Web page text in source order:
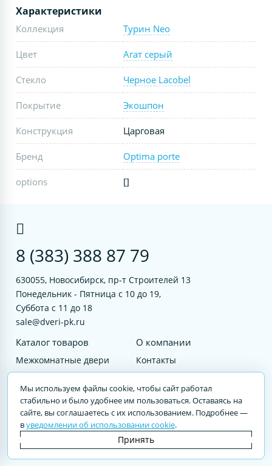
Характеристики
Коллекция Турин Neo
Цвет Агат серый
Стекло Черное Lacobel
Покрытие Экошпон
Конструкция Царговая
Бренд Optima porte
options []
8 (383) 388 87 79
630055, Новосибирск, пр-т Строителей 13
Понедельник - Пятница с 10 до 19,
Суббота с 11 до 18
sale@dveri-pk.ru
Каталог товаров
Межкомнатные двери
Входные двери
Услуги
О компании
Контакты
© 2023 DVERI-PK.RU Авторские права защищены. Полное или частичное
воспроизведение материалов cайта без письменного разрешения —
запрещено.
Мы используем файлы cookie, чтобы сайт работал
стабильно и было удобнее им пользоваться. Оставаясь на
сайте, вы соглашаетесь с их использованием. Подробнее —
вуведомлении об использовании cookie.
Принять